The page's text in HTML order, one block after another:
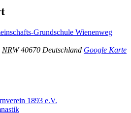
Grundschule Wienenweg
NRW 40670 Deutschland Google Karte
1893 e.V.